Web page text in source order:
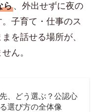
ら、外出せずに夜の
子育て・仕事のス
を話せる場所が、
ん。
、どう選ぶ？公認心
選び方の全体像